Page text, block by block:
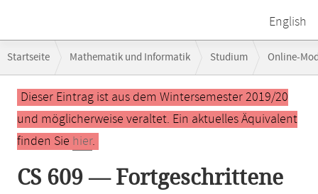
English
Navigation
Startseite Mathematik und Informatik Studium Online-
CS 609 — Fortgeschrittene Konzepte der Programmierung
Hauptinhalt
Dieser Eintrag ist aus dem Wintersemester 2019/20
und möglicherweise veraltet. Ein aktuelles Äquivalent
finden Sie hier.
CS 609 — Fortgeschrittene